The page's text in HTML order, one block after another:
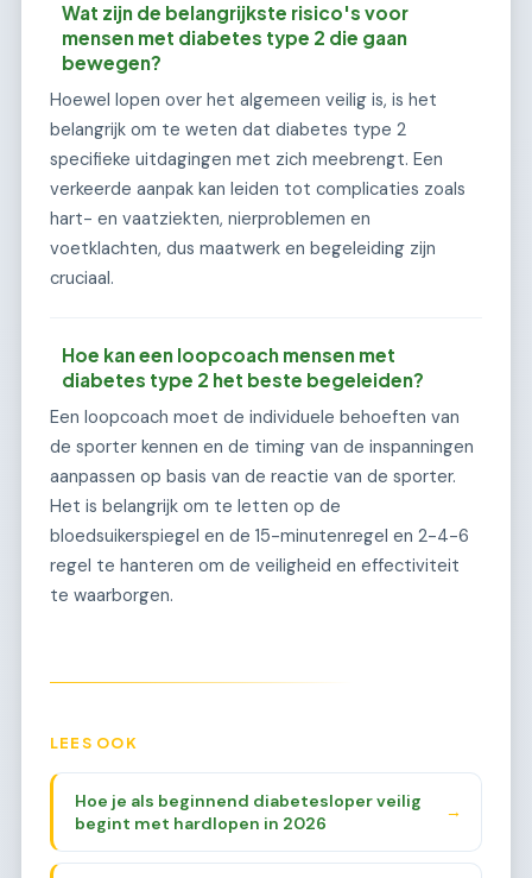
Wat zijn de belangrijkste risico's voor
mensen met diabetes type 2 die gaan
bewegen?
Hoewel lopen over het algemeen veilig is, is het
belangrijk om te weten dat diabetes type 2
specifieke uitdagingen met zich meebrengt. Een
verkeerde aanpak kan leiden tot complicaties zoals
hart- en vaatziekten, nierproblemen en
voetklachten, dus maatwerk en begeleiding zijn
cruciaal.
Hoe kan een loopcoach mensen met
diabetes type 2 het beste begeleiden?
Een loopcoach moet de individuele behoeften van
de sporter kennen en de timing van de inspanningen
aanpassen op basis van de reactie van de sporter.
Het is belangrijk om te letten op de
bloedsuikerspiegel en de 15-minutenregel en 2-4-6
regel te hanteren om de veiligheid en effectiviteit
te waarborgen.
LEES OOK
Hoe je als beginnend diabetesloper veilig
begint met hardlopen in 2026
→